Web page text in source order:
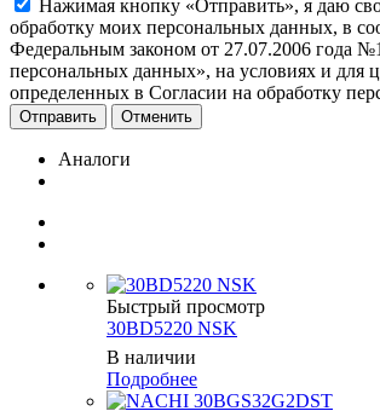
Нажимая кнопку «Отправить», я даю
обработку моих персональных данных, в
Федеральным законом от 27.07.2006 года
персональных данных», на условиях и для
определенных в Согласии на обработку
Отменить
Аналоги
Быстрый просмотр
30BD5220 NSK
В наличии
Подробнее